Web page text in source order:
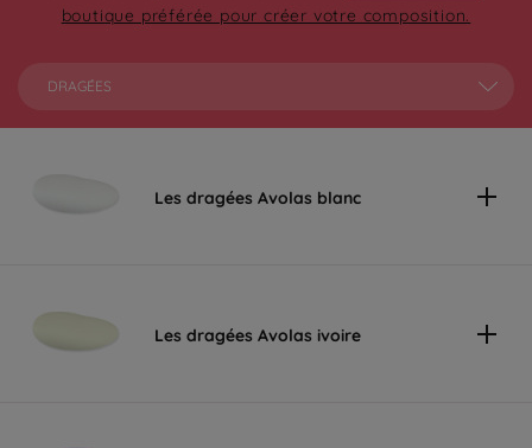
boutique préférée pour créer votre composition.
DRAGÉES
Les dragées Avolas blanc
Les dragées Avolas ivoire